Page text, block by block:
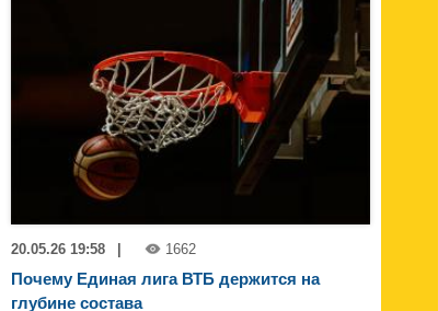
20.05.26 19:58 1662
Почему Единая лига ВТБ держится на
глубине состава